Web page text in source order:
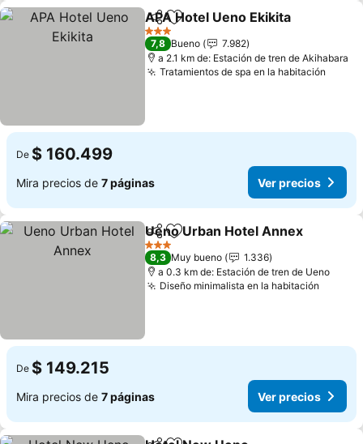
CompartirAgregar a favoritos
APA Hotel Ueno Ekikita
3 Estrellas
7,8 Bueno
7.982
a 2.1 km de: Estación de tren de Akihabara
Tratamientos de spa en la habitación
De $ 160.499
Mira precios de 7 páginas Ver precios
CompartirAgregar a favoritos
Ueno Urban Hotel Annex
3 Estrellas
8,3 Muy bueno
1.336
a 0.3 km de: Estación de tren de Ueno
Diseño minimalista en la habitación
De $ 149.215
Mira precios de 7 páginas Ver precios